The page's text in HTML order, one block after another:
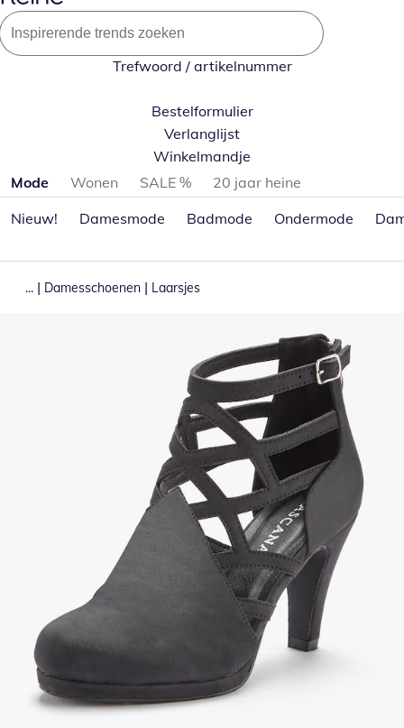
Trefwoord / artikelnummer
Bestelformulier
Verlanglijst
Winkelmandje
Productcategorieën overslaan
Mode Wonen SALE %
20 jaar heine
Nieuw!
Damesmode Badmode Ondermode
... | Damesschoenen | Laarsjes